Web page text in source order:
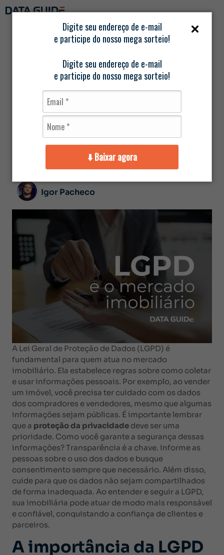
Digite seu endereço de e-mail
e participe do nosso mega sorteio!
Digite seu endereço de e-mail
e participe do nosso mega sorteio!
⬇️ Baixar agora
/
Data
/ Entendendo a LGPD e o mercado
Entendendo a
LGPD e o mercado
imobiliário
Igor Pacheco
A Lei Geral de Proteção de Dados (LGPD) é
fundamental para quem atua no mercado
imobiliário. Ela estabelece regras sobre como coletar
e usar informações pessoais. Por exemplo, ao vender
um imóvel, você precisa ter cuidado com os dados
dos compradores e vendedores, mesmo que algumas
informações sejam públicas. É importante lembrar
que a proteção da privacidade deve ser uma
prioridade. Como você garante a segurança dessas
informações? Transparência é a chave. Informe as
pessoas sobre o uso dos dados e busque
consentimento sempre que necessário. Além disso,
cuide para que os dados não sejam compartilhados
de forma inadequada. Ao entender e seguir a LGPD,
sua imobiliária pode atuar de modo mais responsável
e confiável, conquistando a confiança de clientes e
parceiros.
A importância da LGPD